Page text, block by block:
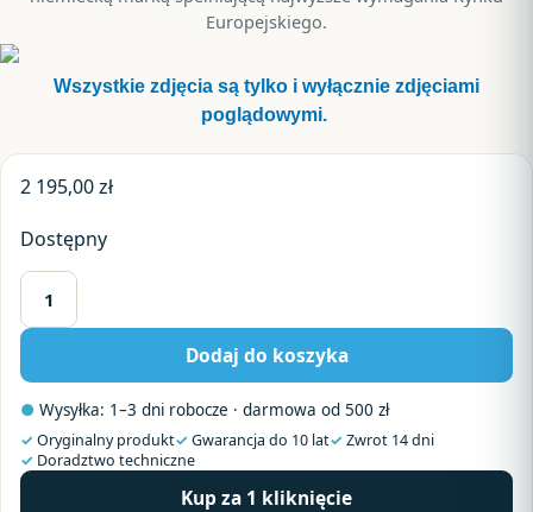
Europejskiego.
Wszystkie zdjęcia są tylko i wyłącznie zdjęciami
poglądowymi.
2 195,00zł
Dostępny
ilość
System
Osmozy
Bregus®
Classic
Silver
Dodaj do koszyka
● Wysyłka: 1–3 dni robocze · darmowa od 500 zł
✓ Oryginalny produkt✓ Gwarancja do 10 lat✓ Zwrot 14 dni
✓ Doradztwo techniczne
Kup za 1 kliknięcie